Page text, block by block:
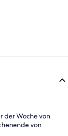
der Woche von
von